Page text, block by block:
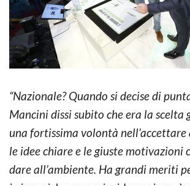
“Nazionale? Quando si decise di
Mancini dissi subito che era la scelta
una fortissima volontà nell’accettare
le idee chiare e le giuste motivazioni
dare all’ambiente. Ha grandi meriti